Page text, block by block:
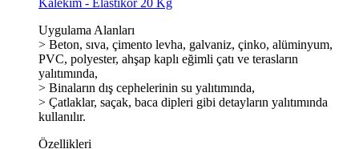
Kalekim - Elastikor 20 Kg
Uygulama Alanları
> Beton, sıva, çimento levha, galvaniz, çinko, alüminyum,
PVC, polyester, ahşap kaplı eğimli çatı ve terasların
yalıtımında,
> Binaların dış cephelerinin su yalıtımında,
> Çatlaklar, saçak, baca dipleri gibi detayların yalıtımında
kullanılır.
Özellikleri